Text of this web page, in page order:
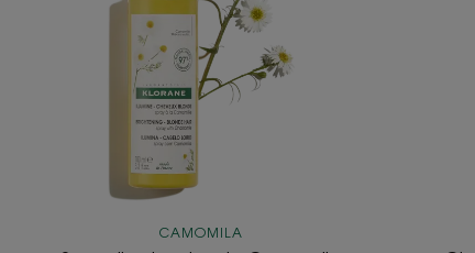
CAMOMILA